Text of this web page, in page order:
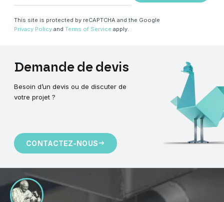
This site is protected by reCAPTCHA and the Google
Privacy Policy and Terms of Service apply.
Demande de devis
Besoin d’un devis ou de discuter de
votre projet ?
CONTACTEZ-NOUS